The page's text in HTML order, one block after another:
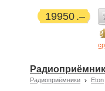
19950
Радиоприёмники Eton